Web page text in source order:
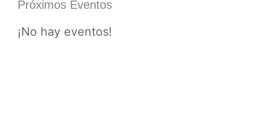
Próximos Eventos
¡No hay eventos!